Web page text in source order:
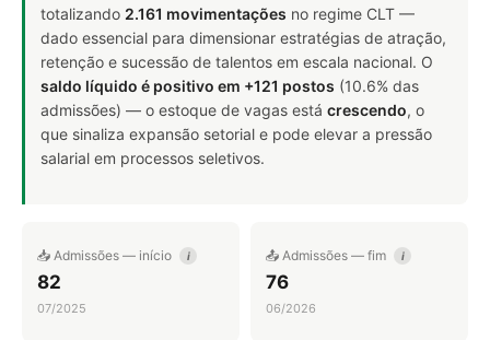
totalizando 2.161 movimentações no regime CLT —
dado essencial para dimensionar estratégias de atração,
retenção e sucessão de talentos em escala nacional. O
saldo líquido é positivo em +121 postos (10.6% das
admissões) — o estoque de vagas está crescendo, o
que sinaliza expansão setorial e pode elevar a pressão
salarial em processos seletivos.
📥 Admissões — início i
82
07/2025
📤 Admissões — fim i
76
06/2026